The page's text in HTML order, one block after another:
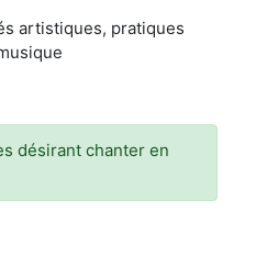
artistiques, pratiques
désirant chanter en